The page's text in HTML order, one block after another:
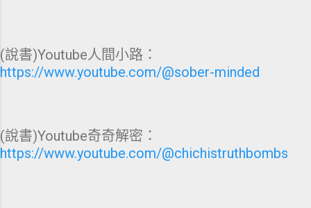
(說書)Youtube人間小路：
https://www.youtube.com/@sober-minded
(說書)Youtube奇奇解密：
https://www.youtube.com/@chichistruthbombs